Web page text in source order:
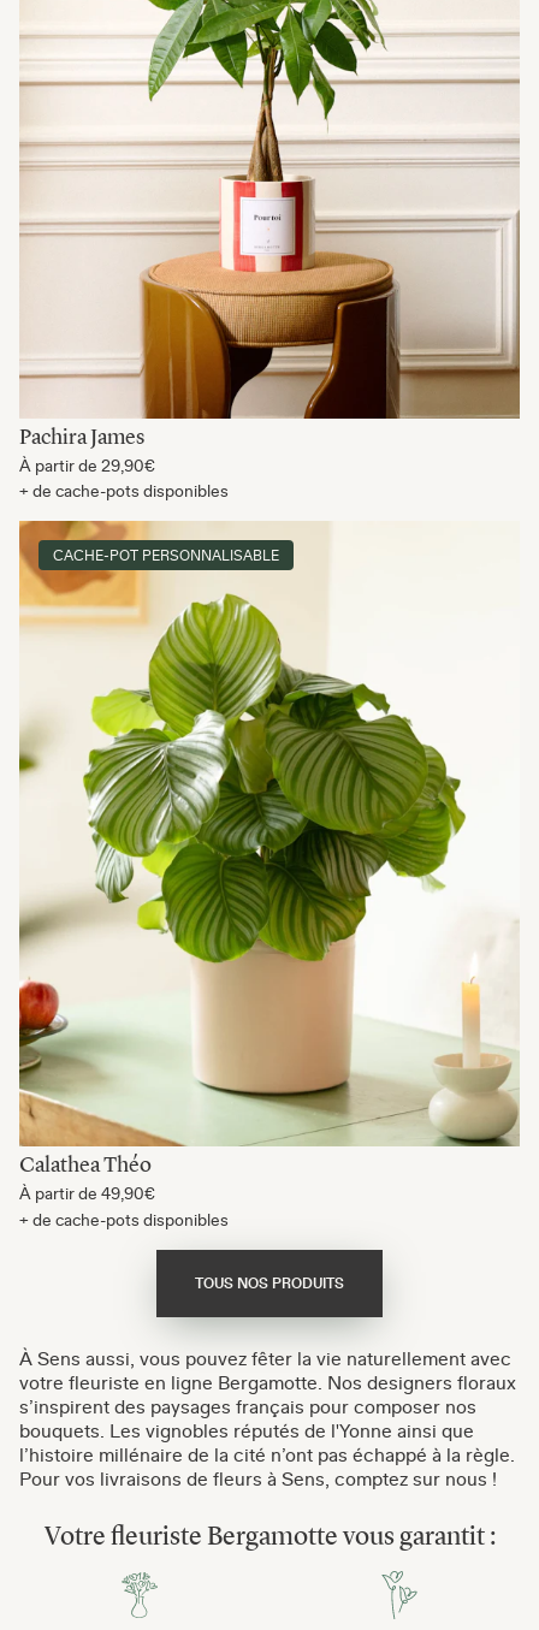
Pachira James
À partir de 29,90€
+ de cache-pots disponibles
CACHE-POT PERSONNALISABLE
Calathea Théo
À partir de 49,90€
+ de cache-pots disponibles
TOUS NOS PRODUITS
À Sens aussi, vous pouvez fêter la vie naturellement avec
votre fleuriste en ligne Bergamotte. Nos designers floraux
s’inspirent des paysages français pour composer nos
bouquets. Les vignobles réputés de l'Yonne ainsi que
l’histoire millénaire de la cité n’ont pas échappé à la règle.
Pour vos livraisons de fleurs à Sens, comptez sur nous !
Votre fleuriste Bergamotte vous garantit :